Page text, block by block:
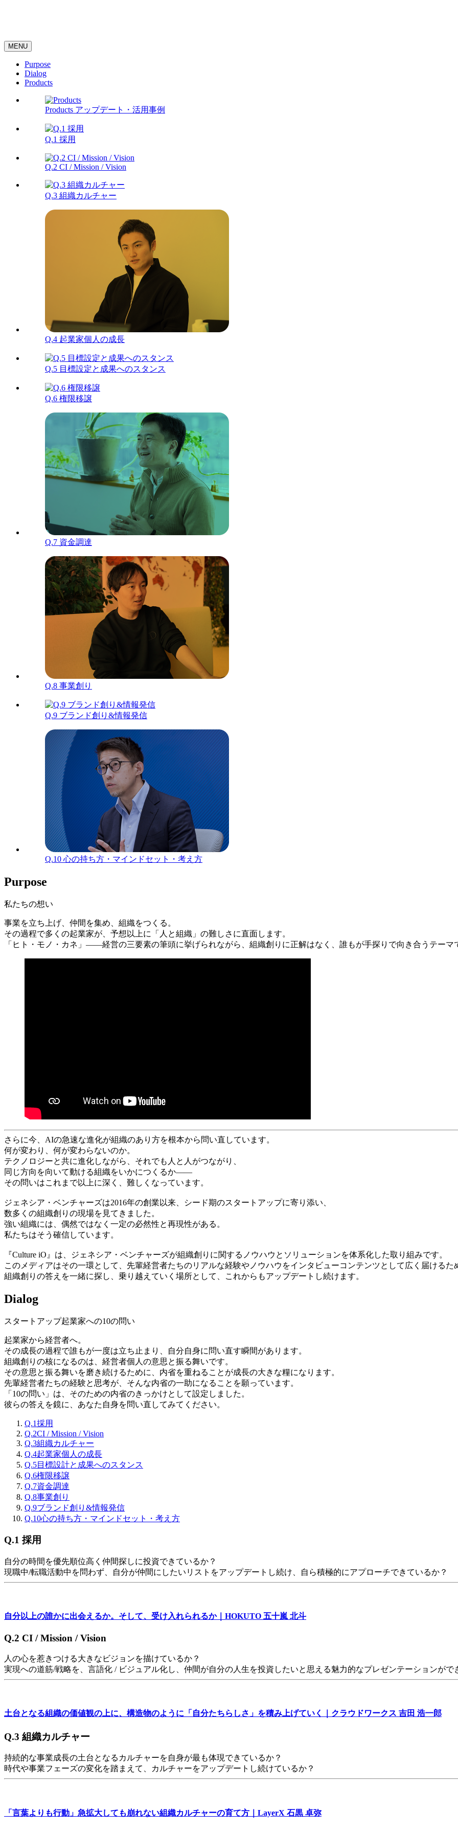
MENU
Purpose
Dialog
Products
Products アップデート・活用事例
Q.1 採用
Q.2 CI / Mission / Vision
Q.3 組織カルチャー
Q.4 起業家個人の成長
Q.5 目標設定と成果へのスタンス
Q.6 権限移譲
Q.7 資金調達
Q.8 事業創り
Q.9 ブランド創り&情報発信
Q.10 心の持ち方・マインドセット・考え方
Purpose
私たちの想い
事業を立ち上げ、仲間を集め、組織をつくる。
その過程で多くの起業家が、予想以上に「人と組織」の難しさに直面します。
「ヒト・モノ・カネ」——経営の三要素の筆頭に挙げられながら、組織創りに正解はなく、誰もが手探りで向き合うテーマ
さらに今、AIの急速な進化が組織のあり方を根本から問い直しています。
何が変わり、何が変わらないのか。
テクノロジーと共に進化しながら、それでも人と人がつながり、
同じ方向を向いて動ける組織をいかにつくるか——
その問いはこれまで以上に深く、難しくなっています。
ジェネシア・ベンチャーズは2016年の創業以来、シード期のスタートアップに寄り添い、
数多くの組織創りの現場を見てきました。
強い組織には、偶然ではなく一定の必然性と再現性がある。
私たちはそう確信しています。
『Culture iO』は、ジェネシア・ベンチャーズが組織創りに関するノウハウとソリューションを体系化した取り組みです。
このメディアはその一環として、先輩経営者たちのリアルな経験やノウハウをインタビューコンテンツとして広く届けるた
組織創りの答えを一緒に探し、乗り越えていく場所として、これからもアップデートし続けます。
Dialog
スタートアップ起業家への10の問い
起業家から経営者へ。
その成長の過程で誰もが一度は立ち止まり、自分自身に問い直す瞬間があります。
組織創りの核になるのは、経営者個人の意思と振る舞いです。
その意思と振る舞いを磨き続けるために、内省を重ねることが成長の大きな糧になります。
先輩経営者たちの経験と思考が、そんな内省の一助になることを願っています。
「10の問い」は、そのための内省のきっかけとして設定しました。
彼らの答えを鏡に、あなた自身を問い直してみてください。
Q.1採用
Q.2CI / Mission / Vision
Q.3組織カルチャー
Q.4起業家個人の成長
Q.5目標設計と成果へのスタンス
Q.6権限移譲
Q.7資金調達
Q.8事業創り
Q.9ブランド創り&情報発信
Q.10心の持ち方・マインドセット・考え方
Q.1 採用
自分の時間を優先順位高く仲間探しに投資できているか？
現職中/転職活動中を問わず、自分が仲間にしたいリストをアップデートし続け、自ら積極的にアプローチできているか？
自分以上の誰かに出会えるか。そして、受け入れられるか｜HOKUTO 五十嵐 北斗
Q.2 CI / Mission / Vision
人の心を惹きつける大きなビジョンを描けているか？
実現への道筋/戦略を、言語化 / ビジュアル化し、仲間が自分の人生を投資したいと思える魅力的なプレゼンテーションがで
土台となる組織の価値観の上に、構造物のように「自分たちらしさ」を積み上げていく｜クラウドワークス 吉田 浩一郎
Q.3 組織カルチャー
持続的な事業成長の土台となるカルチャーを自身が最も体現できているか？
時代や事業フェーズの変化を踏まえて、カルチャーをアップデートし続けているか？
「言葉よりも行動」急拡大しても崩れない組織カルチャーの育て方｜LayerX 石黒 卓弥